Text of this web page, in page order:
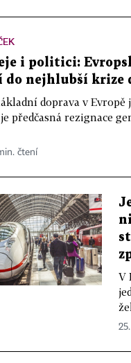
i politici:
do nejhlubší krize
doprava v
předčasná rezignace
čtení
V